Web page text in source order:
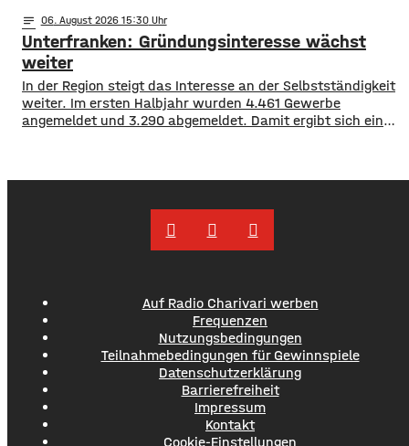
Hessen, Rheinland-Pfalz und dem Saarland. Auch in den
skandinavischen Ländern beginnt die Schule langsam
wieder. Daher dürfte es auf A 3 und
notes 06. August 2026 15:30
Unterfranken: Gründungsinteresse wächst
weiter
In der Region steigt das Interesse an der Selbstständigkeit
weiter. Im ersten Halbjahr wurden 4.461 Gewerbe
angemeldet und 3.290 abgemeldet. Damit ergibt sich ein
Gründungen allerdings aus dem Wunsch
Auf Radio Charivari werben
Frequenzen
Nutzungsbedingungen
Teilnahmebedingungen für Gewinnspiele
Datenschutzerklärung
Barrierefreiheit
Impressum
Kontakt
Cookie-Einstellungen